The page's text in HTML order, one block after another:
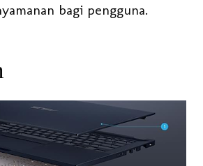
bagi pengguna.